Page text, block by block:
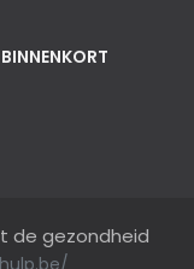
de gezondheid